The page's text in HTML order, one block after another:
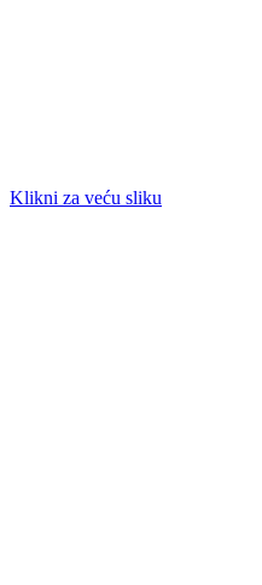
Klikni za veću sliku